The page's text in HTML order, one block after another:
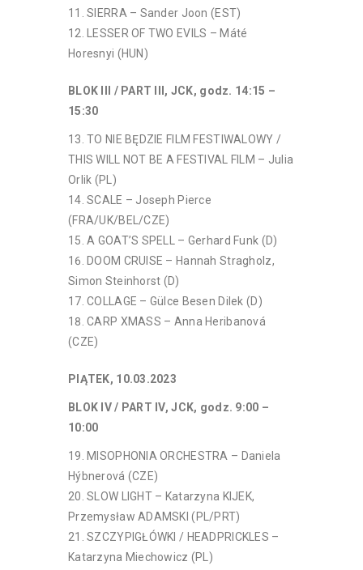
SIERRA – Sander Joon (EST)
LESSER OF TWO EVILS – Máté
Horesnyi (HUN)
BLOK III / PART III, JCK, godz. 14:15 –
15:30
TO NIE BĘDZIE FILM FESTIWALOWY /
THIS WILL NOT BE A FESTIVAL FILM – Julia
Orlik (PL)
SCALE – Joseph Pierce
(FRA/UK/BEL/CZE)
A GOAT’S SPELL – Gerhard Funk (D)
DOOM CRUISE – Hannah Stragholz,
Simon Steinhorst (D)
COLLAGE – Gülce Besen Dilek (D)
CARP XMASS – Anna Heribanová
(CZE)
PIĄTEK, 10.03.2023
BLOK IV / PART IV, JCK, godz. 9:00 –
10:00
MISOPHONIA ORCHESTRA – Daniela
Hýbnerová (CZE)
SLOW LIGHT – Katarzyna KIJEK,
Przemysław ADAMSKI (PL/PRT)
SZCZYPIGŁÓWKI / HEADPRICKLES –
Katarzyna Miechowicz (PL)